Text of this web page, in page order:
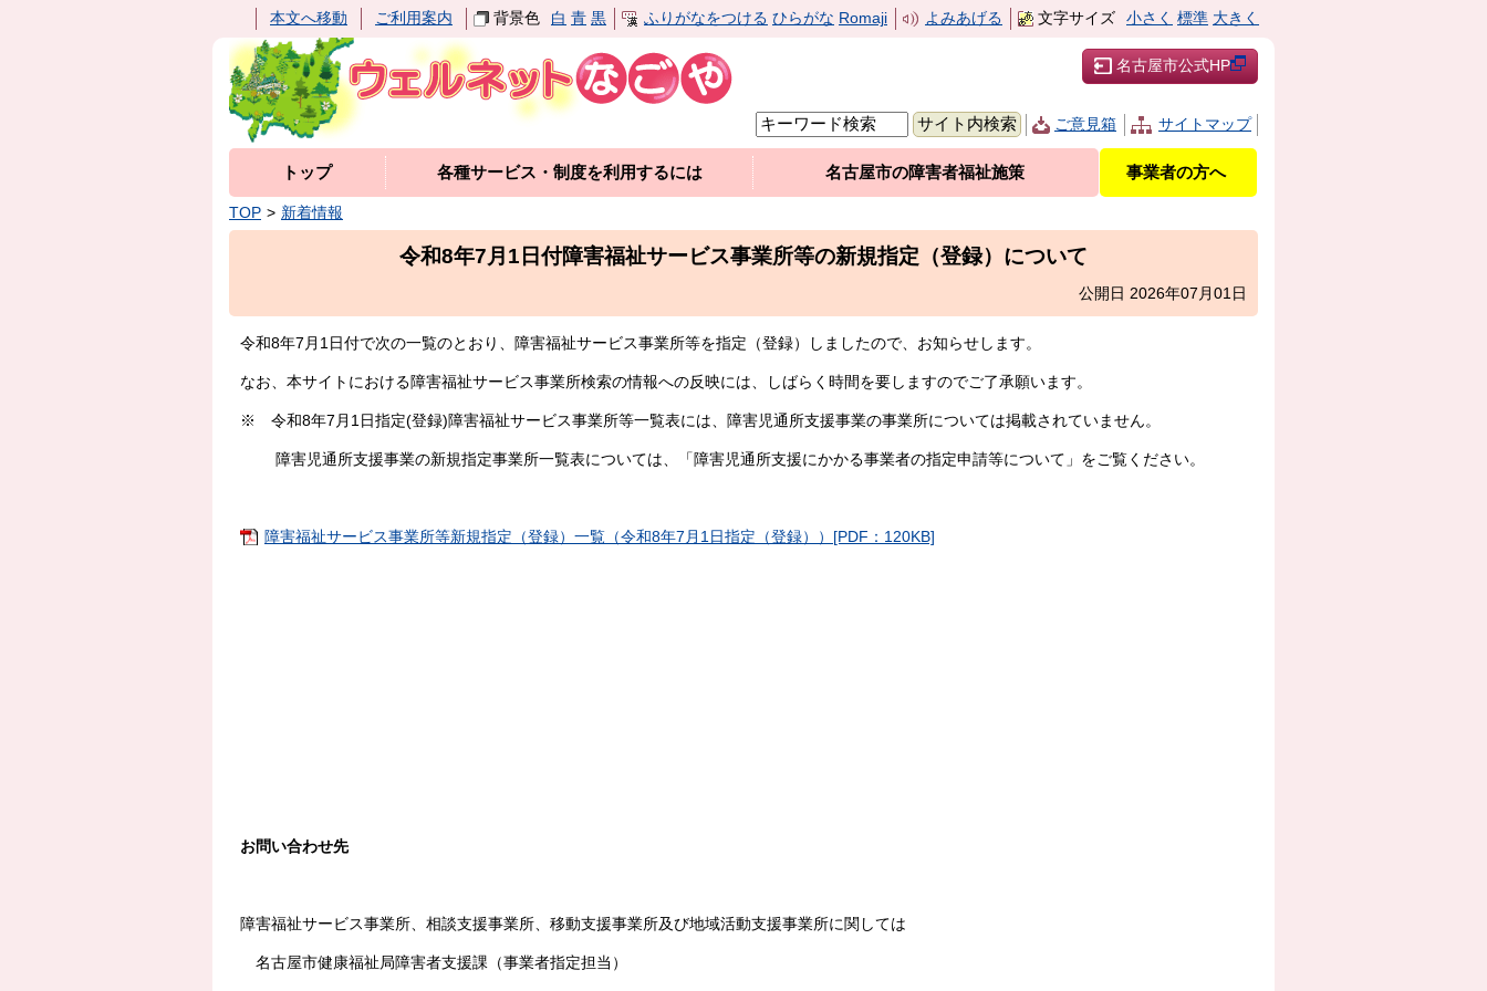
本文へ移動 ご利用案内 背景色 白 青 黒 ふりがなをつける ひらがな Romaji よみあげる 文字サイズ 小さく 標準 大きく
名古屋市公式HP
ご意見箱 サイトマップ
トップ 各種サービス・制度を利用するには 名古屋市の障害者福祉施策 事業者の方へ
TOP 新着情報
令和8年7月1日付障害福祉サービス事業所等の新規指定（登録）について
公開日 2026年07月01日
令和8年7月1日付で次の一覧のとおり、障害福祉サービス事業所等を指定（登録）しましたので、お知らせします。
なお、本サイトにおける障害福祉サービス事業所検索の情報への反映には、しばらく時間を要しますのでご了承願います。
※ 令和8年7月1日指定(登録)障害福祉サービス事業所等一覧表には、障害児通所支援事業の事業所については掲載されていません。
障害児通所支援事業の新規指定事業所一覧表については、「障害児通所支援にかかる事業者の指定申請等について」をご覧ください。
障害福祉サービス事業所等新規指定（登録）一覧（令和8年7月1日指定（登録））[PDF：120KB]
お問い合わせ先
障害福祉サービス事業所、相談支援事業所、移動支援事業所及び地域活動支援事業所に関しては
名古屋市健康福祉局障害者支援課（事業者指定担当）